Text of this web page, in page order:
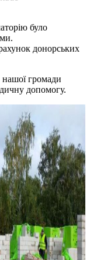
було
донорських
нашої громади
допомогу.